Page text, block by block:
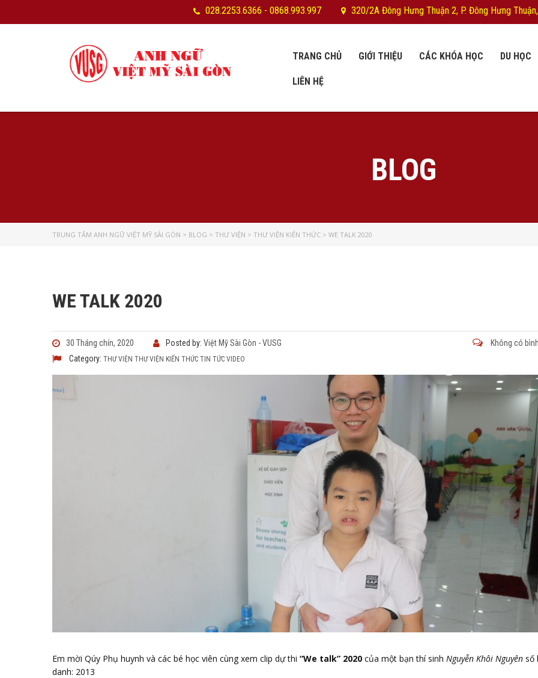
320/2A Đông Hưng Thuận 2, P. Đông Hưng
028.2253.6366 - 0868.993.997
TRANG CHỦ GIỚI THIỆU CÁC KHÓA HỌC DU HỌC
LIÊN HỆ
BLOG
TRUNG TÂM ANH NGỮ VIỆT MỸ SÀI GÒN > BLOG > THƯ VIỆN > THƯ VIỆN KIẾN THỨC > WE TALK 2020
WE TALK 2020
30 Tháng chín, 2020 Posted by: Việt Mỹ Sài Gòn - VUSG
Category: THƯ VIỆN THƯ VIỆN KIẾN THỨC TIN TỨC VIDEO
Không có
Em mời Qúy Phụ huynh và các bé học viên cùng xem clip dự thi “We talk” 2020 của một bạn thí sinh Nguyễn Khôi Nguyên số
danh: 2013